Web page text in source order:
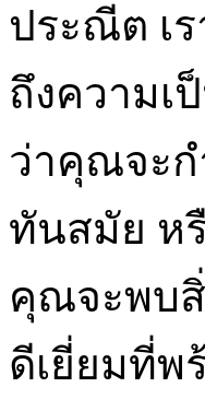
ประณีต เ
ถึงความเ
ว่าคุณจะก
ทันสมัย ห
คุณจะพบสิ่
ดีเยี่ยมที่พ